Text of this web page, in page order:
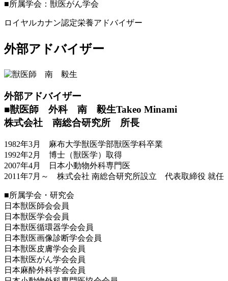
■所属学会：獣医がん学会
ロイヤルカナン認定栄養アドバイザー
外部アドバイザー
外部アドバイザー
■獣医師 外科 南 毅生Takeo Minami
株式会社 南総合研究所 所長
1982年3月 麻布大学獣医学部獣医学科卒業
1992年2月 博士（獣医学）取得
2007年4月 日本小動物外科専門医
2011年7月～ 株式会社 南総合研究所設立 代表取締役 就任
■所属学会・研究会
日本獣医師会会員
日本獣医学会会員
日本獣医循環器学会会員
日本獣医画像診断学会会員
日本獣医皮膚学会会員
日本獣医がん学会会員
日本麻酔外科学会会員